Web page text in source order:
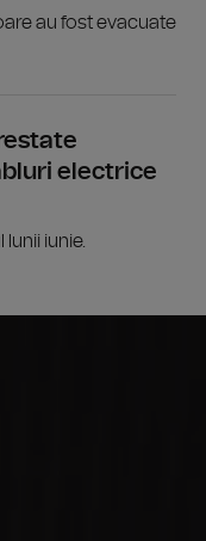
au fost evacuate
electrice
iunie.